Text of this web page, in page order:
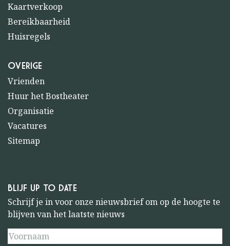
Kaartverkoop
Bereikbaarheid
Huisregels
OVERIGE
Vrienden
Huur het Bostheater
Organisatie
Vacatures
Sitemap
BLIJF UP TO DATE
Schrijf je in voor onze nieuwsbrief om op de hoogte te
blijven van het laatste nieuws